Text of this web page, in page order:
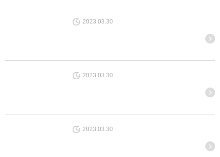
2023.03.30
2023.03.30
2023.03.30